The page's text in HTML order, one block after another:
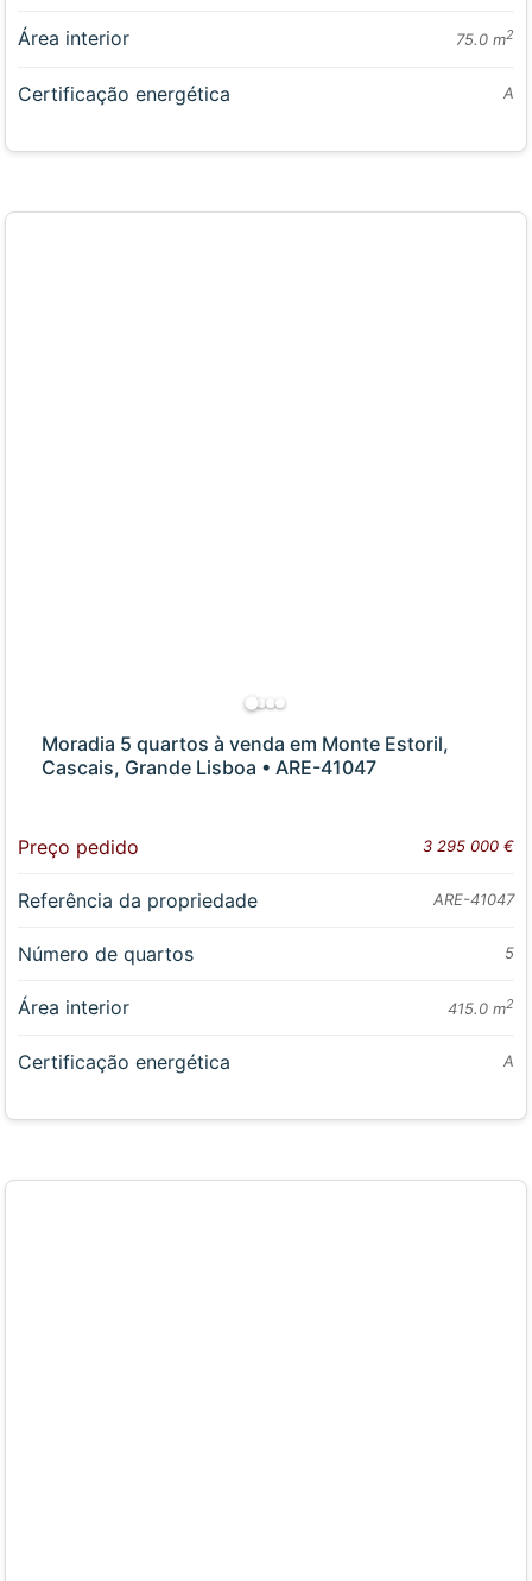
Área interior 75.0 m2
Certificação energética A
Moradia 5 quartos à venda em Monte Estoril,
Cascais, Grande Lisboa • ARE-41047
Preço pedido 3 295 000 €
Referência da propriedade ARE-41047
Número de quartos 5
Área interior 415.0 m2
Certificação energética A